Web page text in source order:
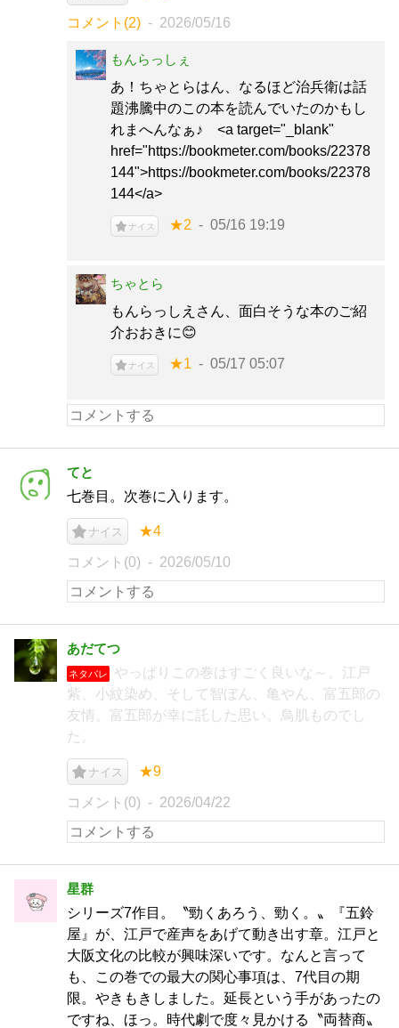
コメント(2) 2026/05/16
もんらっしぇ
あ！ちゃとらはん、なるほど治兵衛は話
題沸騰中のこの本を読んでいたのかもし
れまへんなぁ♪ <a target="_blank"
href="https://bookmeter.com/books/22378
144">https://bookmeter.com/books/22378
144</a>
ナイス ★2 05/16 19:19
ちゃとら
もんらっしえさん、面白そうな本のご紹
介おおきに😊
ナイス ★1 05/17 05:07
てと
七巻目。次巻に入ります。
ナイス ★4
コメント(0) 2026/05/10
あだてつ
ネタバレ
やっぱりこの巻はすごく良いな～。江戸
紫、小紋染め、そして智ぼん、亀やん、富五郎の
友情。富五郎が幸に託した思い。鳥肌ものでし
た。
ナイス ★9
コメント(0) 2026/04/22
星群
シリーズ7作目。〝勁くあろう、勁く。〟『五鈴
屋』が、江戸で産声をあげて動き出す章。江戸と
大阪文化の比較が興味深いです。なんと言って
も、この巻での最大の関心事項は、7代目の期
限。やきもきしました。延長という手があったの
ですね、ほっ。時代劇で度々見かける〝両替商〟